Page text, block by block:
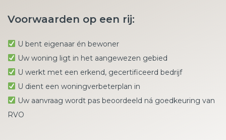
Voorwaarden op een rij:
U bent eigenaar én bewoner
Uw woning ligt in het aangewezen gebied
U werkt met een erkend, gecertificeerd bedrijf
U dient een woningverbeterplan in
Uw aanvraag wordt pas beoordeeld ná goedkeuring van
RVO